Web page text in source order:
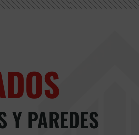
Y PAREDES